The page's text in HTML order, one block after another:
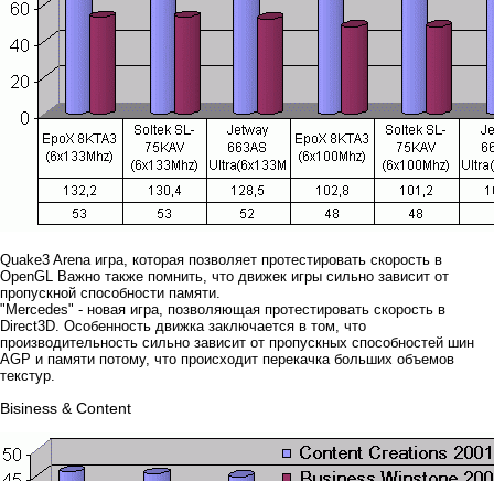
Quake3 Arena игра, которая позволяет протестировать скорость в
OpenGL Важно также помнить, что движек игры сильно зависит от
пропускной способности памяти.
"Mercedes" - новая игра, позволяющая протестировать скорость в
Direct3D. Особенность движка заключается в том, что
производительность сильно зависит от пропускных способностей шин
AGP и памяти потому, что происходит перекачка больших объемов
текстур.
Bisiness & Content